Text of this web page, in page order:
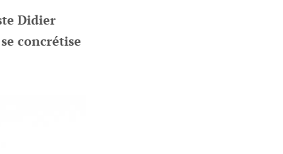
Didier
concrétise